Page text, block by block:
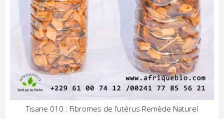
Tisane 010 : Fibromes de l’utérus Remède Naturel